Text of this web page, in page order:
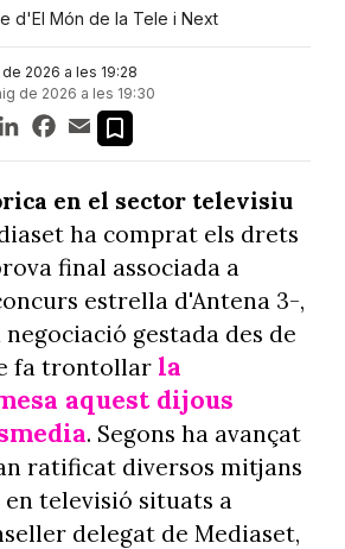
d'El Món de la Tele i Next
2026 a les 19:28
de 2026 a les 19:30
LinkedInFacebook
Email
en el sector televisiu
ha comprat els drets
final associada a
estrella d'Antena 3-,
gestada des de
fa trontollar la
aquest dijous
. Segons ha avançat
ratificat diversos mitjans
televisió situats a
delegat de Mediaset,